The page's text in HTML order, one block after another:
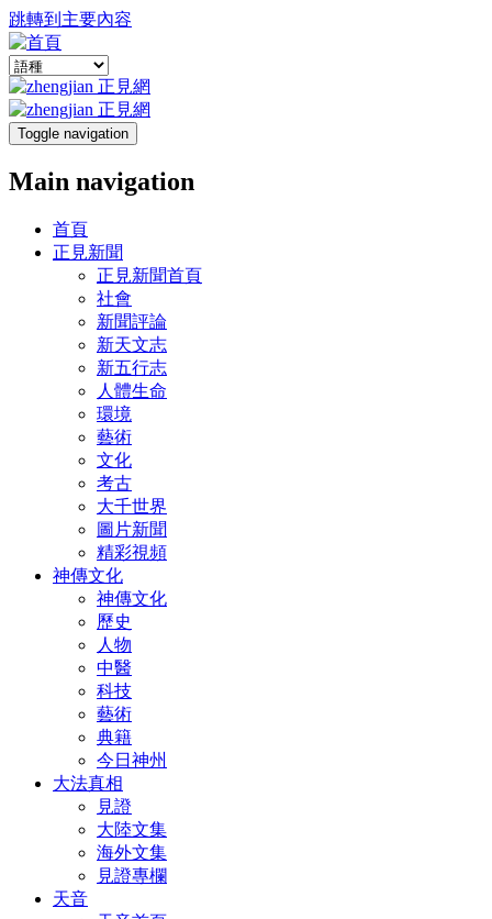
跳轉到主要內容
Toggle navigation
Main navigation
首頁
正見新聞
正見新聞首頁
社會
新聞評論
新天文志
新五行志
人體生命
環境
藝術
文化
考古
大千世界
圖片新聞
精彩視頻
神傳文化
神傳文化
歷史
人物
中醫
科技
藝術
典籍
今日神州
大法真相
見證
大陸文集
海外文集
見證專欄
天音